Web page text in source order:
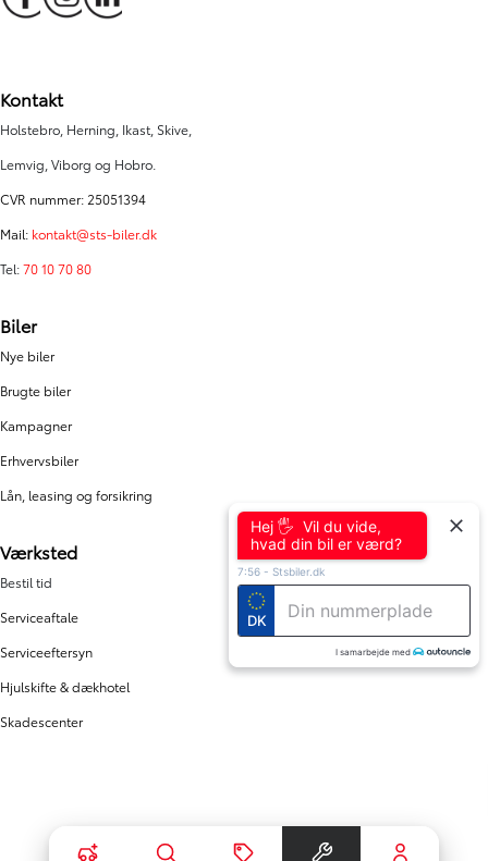
Kontakt
Holstebro, Herning, Ikast, Skive,
Lemvig, Viborg og Hobro.
CVR nummer: 25051394
Mail: kontakt@sts-biler.dk
Tel:70 10 70 80
Biler
Nye biler
Brugte biler
Kampagner
Erhvervsbiler
Lån, leasing og forsikring
Værksted
Bestil tid
Serviceaftale
Serviceeftersyn
Hjulskifte & dækhotel
Skadescenter
Hej 🖐 Vil du vide,
hvad din bil er værd?
7:56 - Stsbiler.dk
DK
I samarbejde med